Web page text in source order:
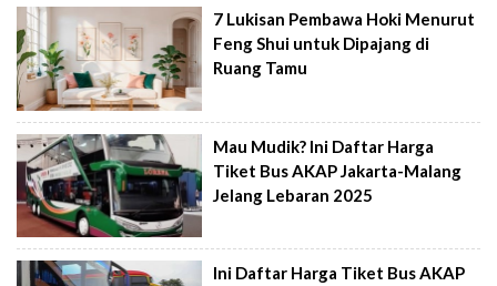
7 Lukisan Pembawa Hoki Menurut
Feng Shui untuk Dipajang di
Ruang Tamu
Mau Mudik? Ini Daftar Harga
Tiket Bus AKAP Jakarta-Malang
Jelang Lebaran 2025
Ini Daftar Harga Tiket Bus AKAP